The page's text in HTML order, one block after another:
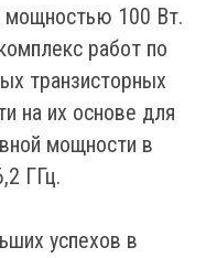
мощностью 100 Вт.
работ по
транзисторных
на их основе для
мощности в
ГГц.
успехов в